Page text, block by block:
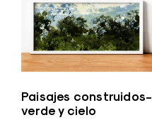
Paisajes construidos-
verde y cielo